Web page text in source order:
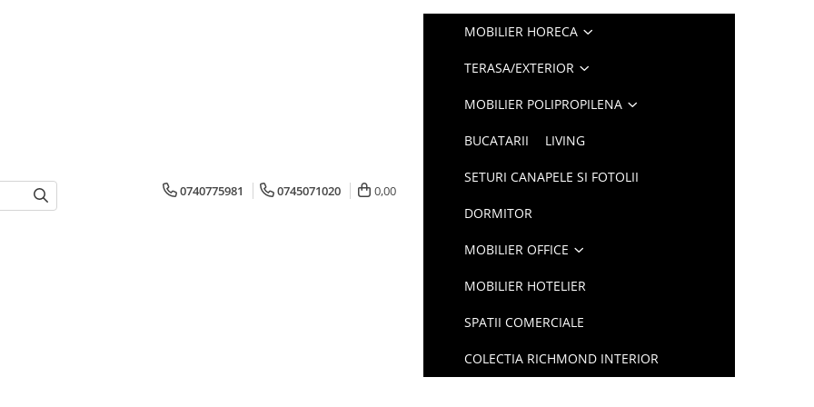
0740775981 0745071020 0,00
MOBILIER HORECA
TERASA/EXTERIOR
MOBILIER POLIPROPILENA
BUCATARII LIVING
SETURI CANAPELE SI FOTOLII
DORMITOR
MOBILIER OFFICE
MOBILIER HOTELIER
SPATII COMERCIALE
COLECTIA RICHMOND INTERIOR